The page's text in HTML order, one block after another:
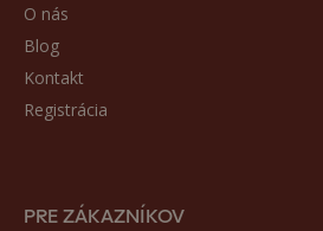
O nás
Blog
Kontakt
Registrácia
PRE ZÁKAZNÍKOV